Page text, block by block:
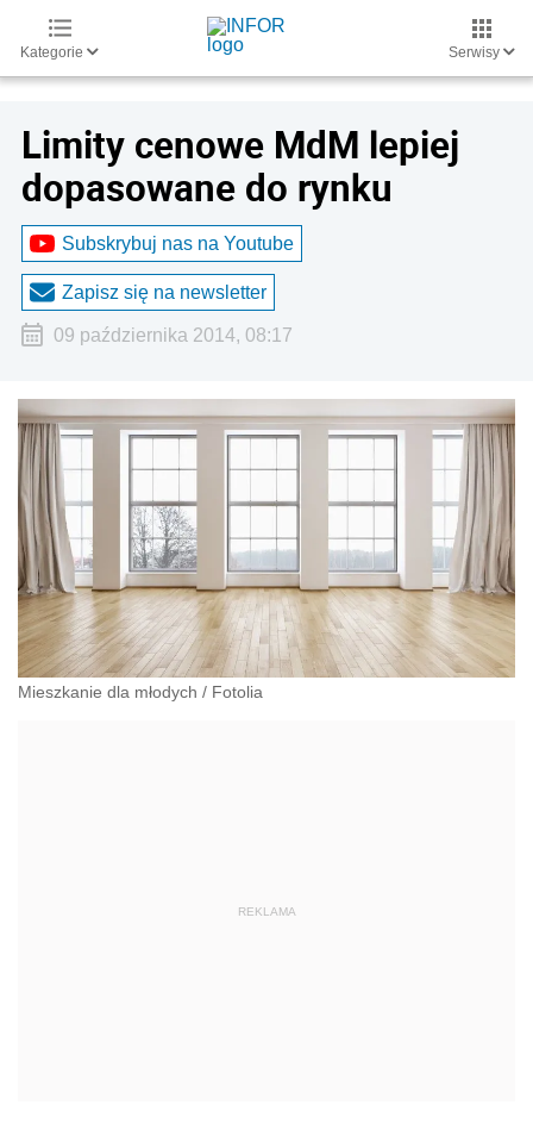
Kategorie Serwisy
Limity cenowe MdM lepiej
dopasowane do rynku
Subskrybuj nas na Youtube
Zapisz się na newsletter
09 października 2014, 08:17
Mieszkanie dla młodych / Fotolia